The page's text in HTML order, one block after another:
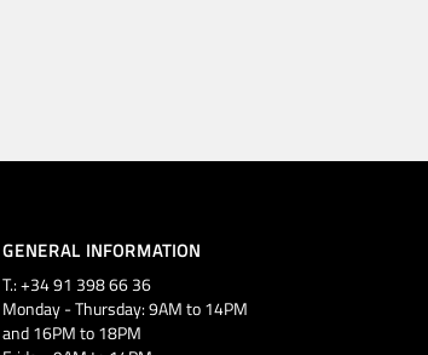
GENERAL INFORMATION
T.: +34 91 398 66 36
Monday - Thursday: 9AM to 14PM
and 16PM to 18PM